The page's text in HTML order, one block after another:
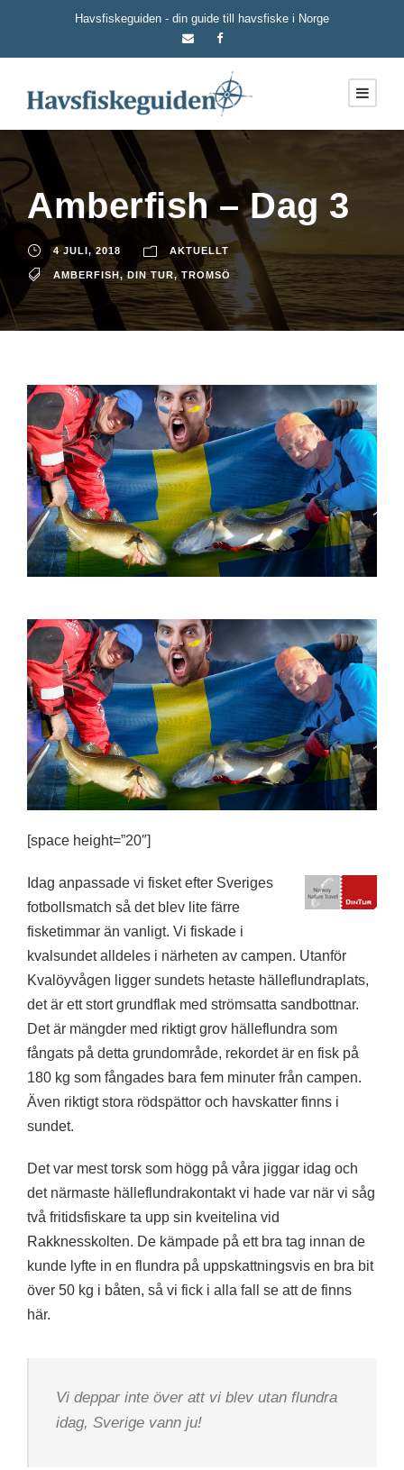
Havsfiskeguiden - din guide till havsfiske i Norge
Amberfish – Dag 3
4 JULI, 2018 AKTUELLT
AMBERFISH, DIN TUR, TROMSÖ
[space height=”20″]
Idag anpassade vi fisket efter Sveriges
fotbollsmatch så det blev lite färre
fisketimmar än vanligt. Vi fiskade i
kvalsundet alldeles i närheten av campen. Utanför
Kvalöyvågen ligger sundets hetaste hälleflundraplats,
det är ett stort grundflak med strömsatta sandbottnar.
Det är mängder med riktigt grov hälleflundra som
fångats på detta grundområde, rekordet är en fisk på
180 kg som fångades bara fem minuter från campen.
Även riktigt stora rödspättor och havskatter finns i
sundet.
Det var mest torsk som högg på våra jiggar idag och
det närmaste hälleflundrakontakt vi hade var när vi såg
två fritidsfiskare ta upp sin kveitelina vid
Rakknesskolten. De kämpade på ett bra tag innan de
kunde lyfte in en flundra på uppskattningsvis en bra bit
över 50 kg i båten, så vi fick i alla fall se att de finns
här.
Vi deppar inte över att vi blev utan flundra
idag, Sverige vann ju!